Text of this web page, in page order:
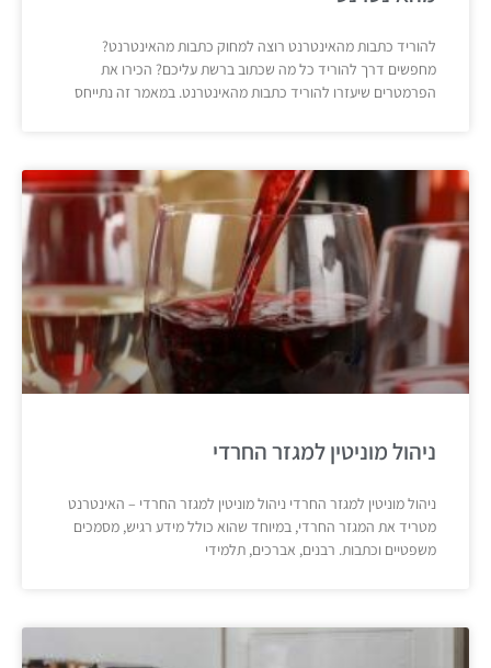
להוריד כתבות מהאינטרנט רוצה למחוק כתבות מהאינטרנט?
מחפשים דרך להוריד כל מה שכתוב ברשת עליכם? הכירו את
הפרמטרים שיעזרו להוריד כתבות מהאינטרנט. במאמר זה נתייחס
ניהול מוניטין למגזר החרדי
ניהול מוניטין למגזר החרדי ניהול מוניטין למגזר החרדי – האינטרנט
מטריד את המגזר החרדי, במיוחד שהוא כולל מידע רגיש, מסמכים
משפטיים וכתבות. רבנים, אברכים, תלמידי